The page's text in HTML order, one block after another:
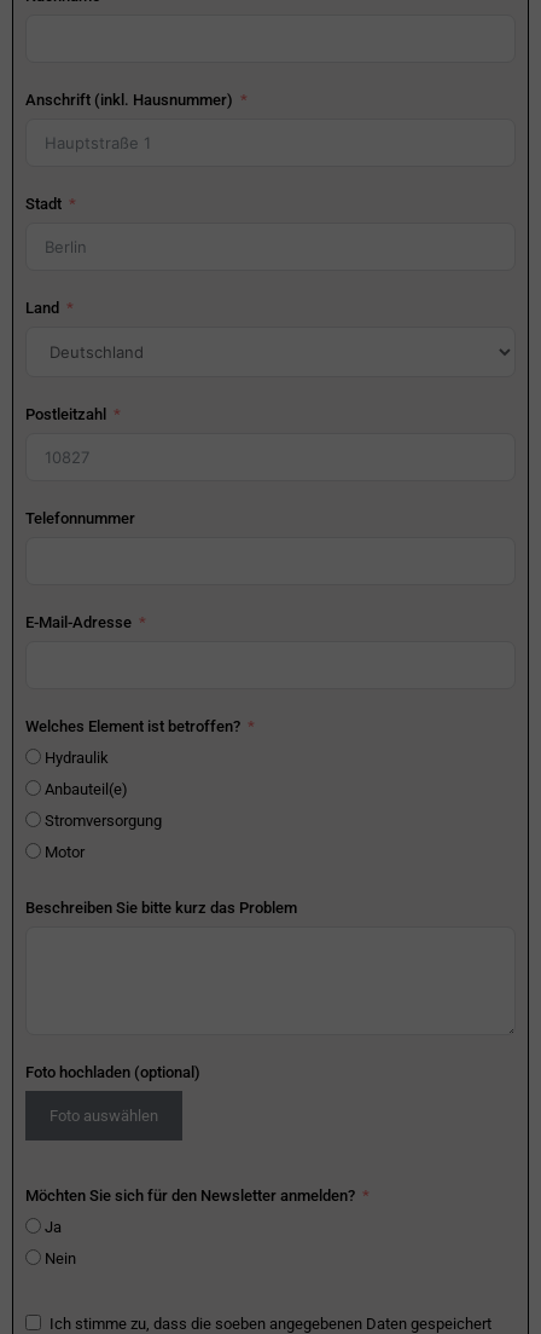
Anschrift (inkl. Hausnummer)
Stadt
Land
Postleitzahl
Telefonnummer
E-Mail-Adresse
Welches Element ist betroffen?
Hydraulik
Anbauteil(e)
Stromversorgung
Motor
Beschreiben Sie bitte kurz das Problem
Foto hochladen (optional)
Foto auswählen
Möchten Sie sich für den Newsletter anmelden?
Ja
Nein
Ich stimme zu, dass die soeben angegebenen Daten gespeichert